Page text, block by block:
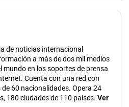
de noticias internacional
a más de dos mil medios
mundo en los soportes de prensa
Cuenta con una red con
60 nacionalidades. Opera 24
180 ciudades de 110 países. Ver